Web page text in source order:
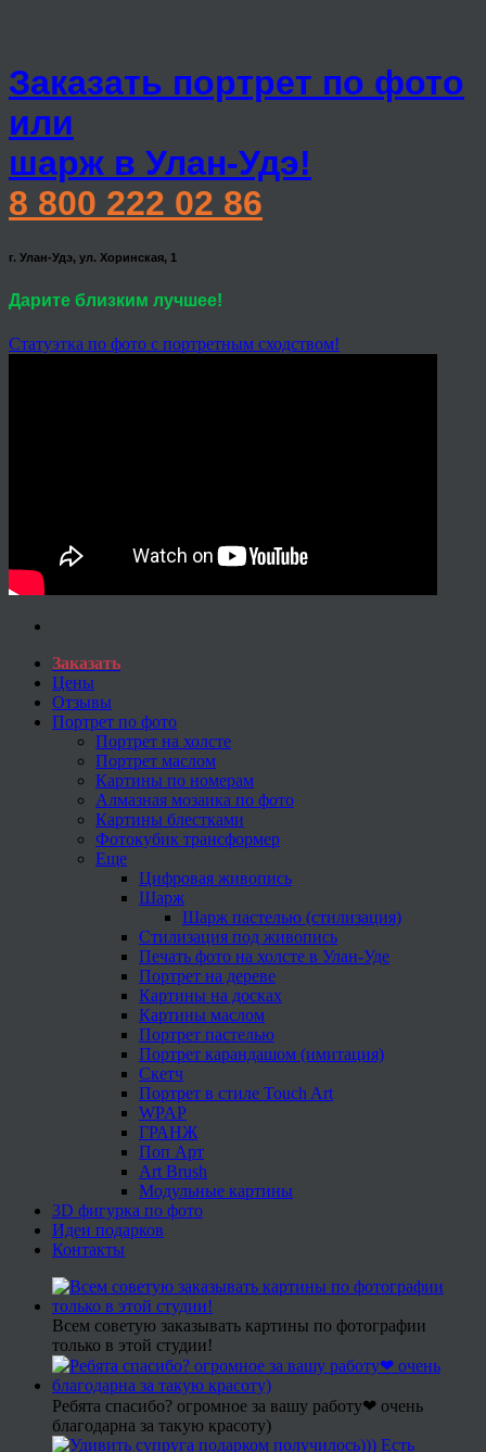
Заказать портрет по фото
или
шарж в Улан-Удэ!
8 800 222 02 86
г. Улан-Удэ, ул. Хоринская, 1
Дарите близким лучшее!
Статуэтка по фото с портретным сходством!
Заказать
Цены
Отзывы
Портрет по фото
Портрет на холсте
Портрет маслом
Картины по номерам
Алмазная мозаика по фото
Картины блестками
Фотокубик трансформер
Еще
Цифровая живопись
Шарж
Шарж пастелью (стилизация)
Стилизация под живопись
Печать фото на холсте в Улан-Уде
Портрет на дереве
Картины на досках
Картины маслом
Портрет пастелью
Портрет карандашом (имитация)
Скетч
Портрет в стиле Touch Art
WPAP
ГРАНЖ
Поп Арт
Art Brush
Модульные картины
3D фигурка по фото
Идеи подарков
Контакты
Всем советую заказывать картины по фотографии
только в этой студии!
Ребята спасибо? огромное за вашу работу❤ очень
благодарна за такую красоту)